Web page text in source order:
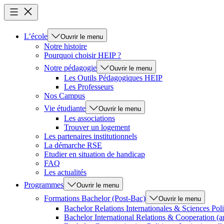
L’école Ouvrir le menu
Notre histoire
Pourquoi choisir HEIP ?
Notre pédagogie
Ouvrir le menu
Les Outils Pédagogiques HEIP
Les Professeurs
Nos Campus
Vie étudiante
Ouvrir le menu
Les associations
Trouver un logement
Les partenaires institutionnels
La démarche RSE
Etudier en situation de handicap
FAQ
Les actualités
Programmes
Ouvrir le menu
Formations Bachelor (Post-Bac) Ouvrir le menu
Bachelor Relations Internationales & Sciences
Bachelor International Relations & Cooperation